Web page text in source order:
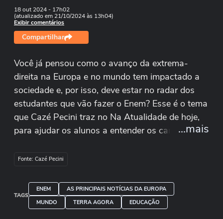
18 out 2024- 17h02
(atualizado em 21/10/2024 às 13h04)
Exibir comentários
Compartilhar
Você já pensou como o avanço da extrema-
direita na Europa e no mundo tem impactado a
sociedade e, por isso, deve estar no radar dos
estudantes que vão fazer o Enem? Esse é o tema
que Cazé Pecini traz no Na Atualidade de hoje,
para ajudar os alunos a entender os caminhos
@terrabrasil. E não se esqueça: nos dias 3 e 10
de novembro, logo depois das provas,
professores corrigem as questões do Enem em
...mais
Fonte: Cazé Pecini
TAGS
ENEM
AS PRINCIPAIS NOTÍCIAS DA EUROPA
MUNDO
TERRA AGORA EDUCAÇÃO